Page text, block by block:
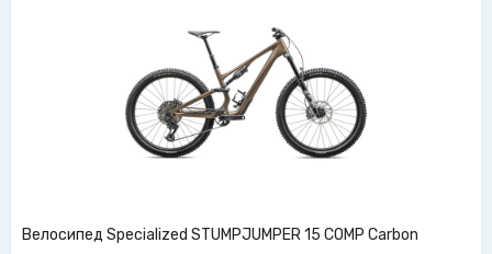
Велосипед Specialized STUMPJUMPER 15 COMP Carbon